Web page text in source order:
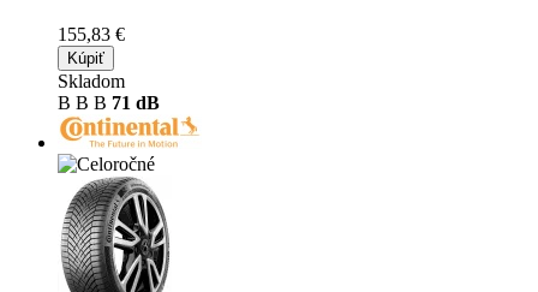
155,83 €
Kúpiť
Skladom
B B B 71 dB